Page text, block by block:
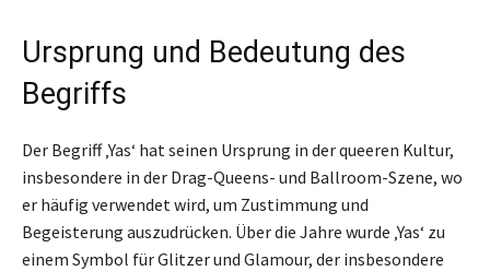
Ursprung und Bedeutung des
Begriffs
Der Begriff ‚Yas‘ hat seinen Ursprung in der queeren Kultur,
insbesondere in der Drag-Queens- und Ballroom-Szene, wo
er häufig verwendet wird, um Zustimmung und
Begeisterung auszudrücken. Über die Jahre wurde ‚Yas‘ zu
einem Symbol für Glitzer und Glamour, der insbesondere